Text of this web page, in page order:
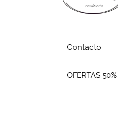
Contacto
OFERTAS 50%